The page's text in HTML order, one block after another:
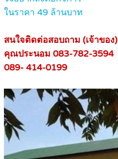
ในราคา 49 ล้านบาท
สนใจติดต่อสอบถาม (เจ้าของ)
คุณประนอม 083‐782‐3594
089- 414-0199